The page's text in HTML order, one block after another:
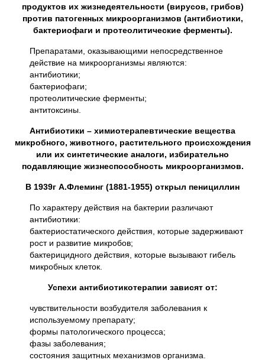
продуктов их жизнедеятельности (вирусов, грибов)
против патогенных микроорганизмов (антибиотики,
бактериофаги и протеолитические ферменты).
Препаратами, оказывающими непосредственное
действие на микроорганизмы являются:
антибиотики;
бактериофаги;
протеолитические ферменты;
антитоксины.
Антибиотики – химиотерапевтические вещества
микробного, животного, растительного происхождения
или их синтетические аналоги, избирательно
подавляющие жизнеспособность микроорганизмов.
В 1939г А.Флеминг (1881-1955) открыл пенициллин
По характеру действия на бактерии различают
антибиотики:
бактериостатического действия, которые задерживают
рост и развитие микробов;
бактерицидного действия, которые вызывают гибель
микробных клеток.
Успехи антибиотикотерапии зависят от:
чувствительности возбудителя заболевания к
используемому препарату;
формы патологического процесса;
фазы заболевания;
состояния защитных механизмов организма.